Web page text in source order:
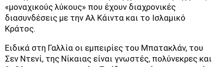
«μοναχικούς λύκους» που έχουν διαχρονικές
διασυνδέσεις με την Αλ Κάιντα και το Ισλαμικό
Κράτος.
Ειδικά στη Γαλλία οι εμπειρίες του Μπατακλάν, του
Σεν Ντενί, της Νίκαιας είναι γνωστές, πολύνεκρες και